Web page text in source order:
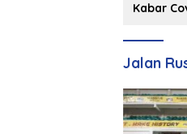
Kabar
Jalan